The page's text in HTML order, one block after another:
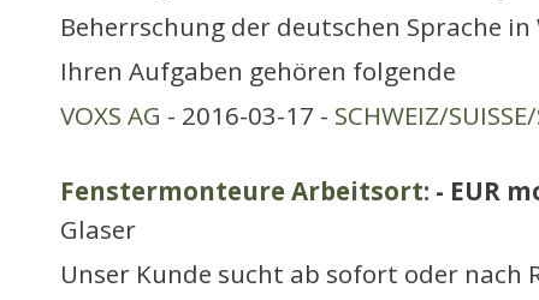
Beherrschung der deutschen Sprache
Ihren Aufgaben gehören folgende
VOXS AG - 2016-03-17 - SCHWEIZ/
Fenstermonteure Arbeitsort: - EUR
Glaser
Unser Kunde sucht ab sofort oder nach